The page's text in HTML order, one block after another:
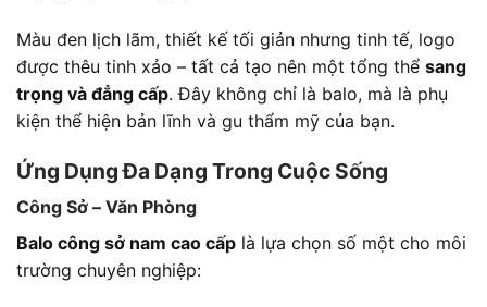
Màu đen lịch lãm, thiết kế tối giản nhưng tinh tế, logo
được thêu tinh xảo – tất cả tạo nên một tổng thể sang
trọng và đẳng cấp. Đây không chỉ là balo, mà là phụ
kiện thể hiện bản lĩnh và gu thẩm mỹ của bạn.
Ứng Dụng Đa Dạng Trong Cuộc Sống
Công Sở – Văn Phòng
Balo công sở nam cao cấp là lựa chọn số một cho môi
trường chuyên nghiệp: